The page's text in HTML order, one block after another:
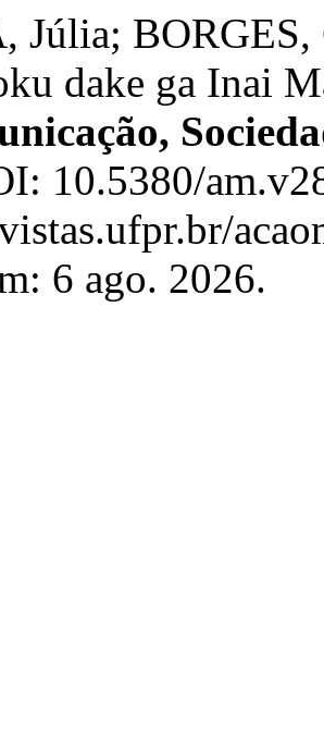
Júlia; BORGES,
dake ga Inai
10.5380/
6 ago. 2026.